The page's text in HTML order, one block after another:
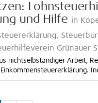
und Hilfe in
Grünauer
nichtselbständiger Arbeit,